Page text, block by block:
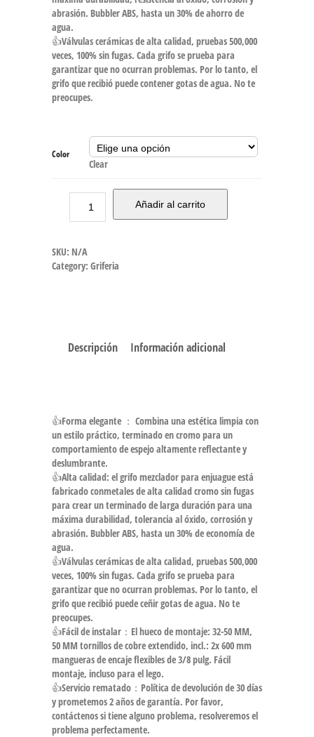
abrasión. Bubbler ABS, hasta un 30% de ahorro de
agua.
👍Válvulas cerámicas de alta calidad, pruebas 500,000
veces, 100% sin fugas. Cada grifo se prueba para
garantizar que no ocurran problemas. Por lo tanto, el
grifo que recibió puede contener gotas de agua. No te
preocupes.
Color
Clear
Añadir al carrito
SKU: N/A
Category: Griferia
Descripción Información adicional
👍Forma elegante ： Combina una estética limpia con
un estilo práctico, terminado en cromo para un
comportamiento de espejo altamente reflectante y
deslumbrante.
👍Alta calidad: el grifo mezclador para enjuague está
fabricado conmetales de alta calidad cromo sin fugas
para crear un terminado de larga duración para una
máxima durabilidad, tolerancia al óxido, corrosión y
abrasión. Bubbler ABS, hasta un 30% de economía de
agua.
👍Válvulas cerámicas de alta calidad, pruebas 500,000
veces, 100% sin fugas. Cada grifo se prueba para
garantizar que no ocurran problemas. Por lo tanto, el
grifo que recibió puede ceñir gotas de agua. No te
preocupes.
👍Fácil de instalar：El hueco de montaje: 32-50 MM,
50 MM tornillos de cobre extendido, incl.: 2x 600 mm
mangueras de encaje flexibles de 3/8 pulg. Fácil
montaje, incluso para el lego.
👍Servicio rematado：Política de devolución de 30 días
y prometemos 2 años de garantía. Por favor,
contáctenos si tiene alguno problema, resolveremos el
problema perfectamente.